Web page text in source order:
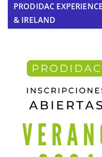
PRODIDAC
& IRELAND